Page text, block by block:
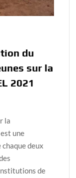
du
sur la
2021
la
une
deux
de